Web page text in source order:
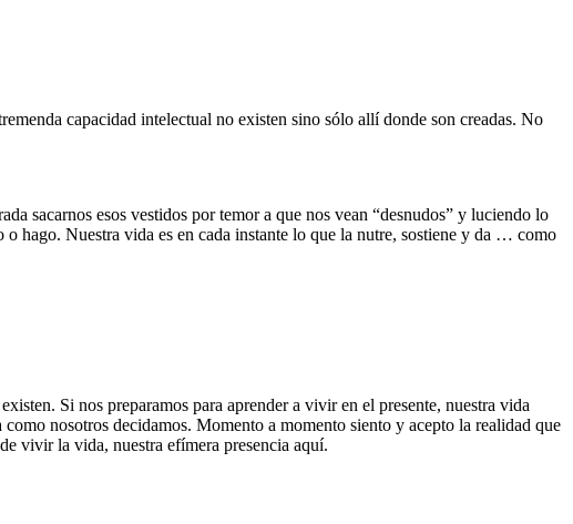
capacidad intelectual no existen sino sólo allí donde son creadas. No
sacarnos esos vestidos por temor a que nos vean “desnudos” y luciendo lo
o hago. Nuestra vida es en cada instante lo que la nutre, sostiene y da … como
Si nos preparamos para aprender a vivir en el presente, nuestra vida
nosotros decidamos. Momento a momento siento y acepto la realidad que
vivir la vida, nuestra efímera presencia aquí.